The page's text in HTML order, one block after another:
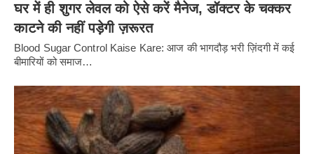
घर में ही शुगर लेवल को ऐसे करें मैनेज, डॉक्टर के चक्कर
काटने की नहीं पड़ेगी ज़रूरत
Blood Sugar Control Kaise Kare: आज की भागदौड़ भरी ज़िंदगी में कई
बीमारियों को समाज…